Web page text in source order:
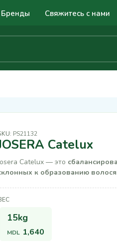
Бренды Свяжитесь с нами
PS21132
Catelux
Catelux — это
к образованию
15kg
MDL 1,640